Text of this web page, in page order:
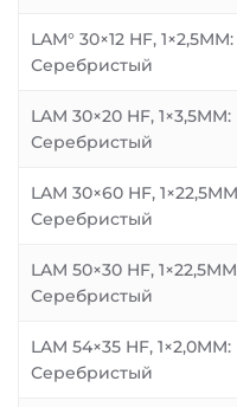
LAM° 30×12 HF, 1×2,5MM:
Серебристый
LAM 30×20 HF, 1×3,5MM:
Серебристый
LAM 30×60 HF,
Серебристый
LAM 50×30 HF,
Серебристый
LAM 54×35 HF, 1×2,0MM:
Серебристый